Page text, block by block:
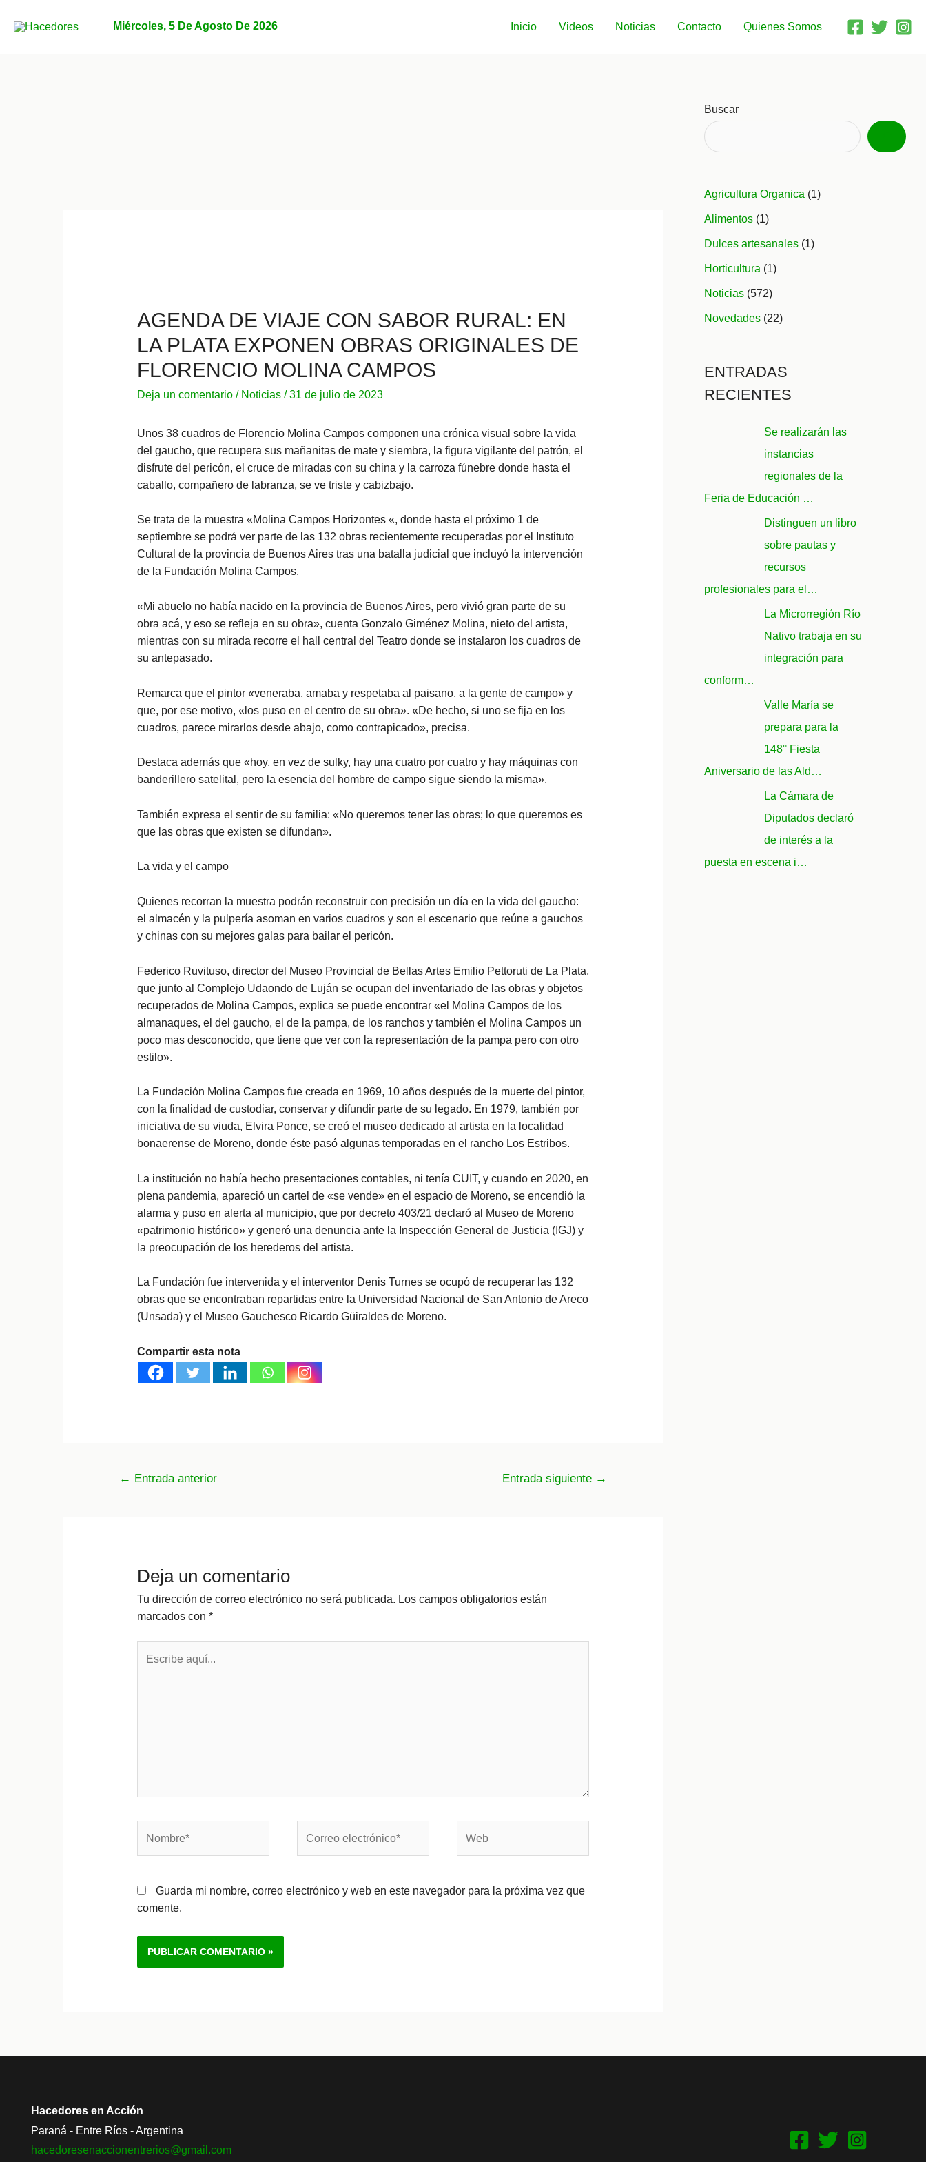
Miércoles, 5 De Agosto De 2026 Inicio Videos Noticias Contacto Quienes Somos
AGENDA DE VIAJE CON SABOR RURAL: EN
LA PLATA EXPONEN OBRAS ORIGINALES DE
FLORENCIO MOLINA CAMPOS
Deja un comentario / Noticias/31 de julio de 2023
Unos 38 cuadros de Florencio Molina Campos componen una crónica visual sobre la vida
del gaucho, que recupera sus mañanitas de mate y siembra, la figura vigilante del patrón, el
disfrute del pericón, el cruce de miradas con su china y la carroza fúnebre donde hasta el
caballo, compañero de labranza, se ve triste y cabizbajo.
Se trata de la muestra «Molina Campos Horizontes «, donde hasta el próximo 1 de
septiembre se podrá ver parte de las 132 obras recientemente recuperadas por el Instituto
Cultural de la provincia de Buenos Aires tras una batalla judicial que incluyó la intervención
de la Fundación Molina Campos.
«Mi abuelo no había nacido en la provincia de Buenos Aires, pero vivió gran parte de su
obra acá, y eso se refleja en su obra», cuenta Gonzalo Giménez Molina, nieto del artista,
mientras con su mirada recorre el hall central del Teatro donde se instalaron los cuadros de
su antepasado.
Remarca que el pintor «veneraba, amaba y respetaba al paisano, a la gente de campo» y
que, por ese motivo, «los puso en el centro de su obra». «De hecho, si uno se fija en los
cuadros, parece mirarlos desde abajo, como contrapicado», precisa.
Destaca además que «hoy, en vez de sulky, hay una cuatro por cuatro y hay máquinas con
banderillero satelital, pero la esencia del hombre de campo sigue siendo la misma».
También expresa el sentir de su familia: «No queremos tener las obras; lo que queremos es
que las obras que existen se difundan».
La vida y el campo
Quienes recorran la muestra podrán reconstruir con precisión un día en la vida del gaucho:
el almacén y la pulpería asoman en varios cuadros y son el escenario que reúne a gauchos
y chinas con su mejores galas para bailar el pericón.
Federico Ruvituso, director del Museo Provincial de Bellas Artes Emilio Pettoruti de La Plata,
que junto al Complejo Udaondo de Luján se ocupan del inventariado de las obras y objetos
recuperados de Molina Campos, explica se puede encontrar «el Molina Campos de los
almanaques, el del gaucho, el de la pampa, de los ranchos y también el Molina Campos un
poco mas desconocido, que tiene que ver con la representación de la pampa pero con otro
estilo».
La Fundación Molina Campos fue creada en 1969, 10 años después de la muerte del pintor,
con la finalidad de custodiar, conservar y difundir parte de su legado. En 1979, también por
iniciativa de su viuda, Elvira Ponce, se creó el museo dedicado al artista en la localidad
bonaerense de Moreno, donde éste pasó algunas temporadas en el rancho Los Estribos.
La institución no había hecho presentaciones contables, ni tenía CUIT, y cuando en 2020, en
plena pandemia, apareció un cartel de «se vende» en el espacio de Moreno, se encendió la
alarma y puso en alerta al municipio, que por decreto 403/21 declaró al Museo de Moreno
«patrimonio histórico» y generó una denuncia ante la Inspección General de Justicia (IGJ) y
la preocupación de los herederos del artista.
La Fundación fue intervenida y el interventor Denis Turnes se ocupó de recuperar las 132
obras que se encontraban repartidas entre la Universidad Nacional de San Antonio de Areco
(Unsada) y el Museo Gauchesco Ricardo Güiraldes de Moreno.
Compartir esta nota
Navegación
← Entrada anterior Entrada siguiente →
Deja un comentario
Tu dirección de correo electrónico no será publicada. Los campos obligatorios están
marcados con *
aquí...
electrónico*
Guarda mi nombre, correo electrónico y web en este navegador para la próxima vez que
comente.
Buscar
Agricultura Organica (1)
Alimentos (1)
Dulces artesanales (1)
Horticultura (1)
Noticias (572)
Novedades (22)
ENTRADAS
RECIENTES
Se realizarán las
instancias
regionales de la
Feria de Educación …
Distinguen un libro
sobre pautas y
recursos
profesionales para el…
La Microrregión Río
Nativo trabaja en su
integración para
conform…
Valle María se
prepara para la
148° Fiesta
Aniversario de las Ald…
La Cámara de
Diputados declaró
de interés a la
puesta en escena i…
Hacedores en Acción
Paraná - Entre Ríos - Argentina
hacedoresenaccionentrerios@gmail.com